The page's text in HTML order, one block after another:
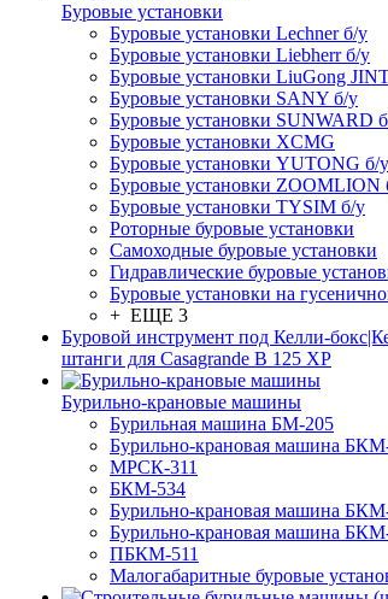
Буровые установки
Буровые установки Lechner б/у
Буровые установки Liebherr б/у
Буровые установки LiuGong
Буровые установки SANY б/у
Буровые установки SUNWARD
Буровые установки XCMG
Буровые установки YUTONG б/у
Буровые установки ZOOMLION
Буровые установки TYSIM б/у
Роторные буровые установки
Самоходные буровые установки
Гидравлические буровые
Буровые установки на
+ ЕЩЕ 3
Буровой инструмент под Келли-
штанги для Casagrande B 125 XP
Бурильно-крановые машины
Бурильная машина БМ-205
Бурильно-крановая машина
МРСК-311
БКМ-534
Бурильно-крановая машина
Бурильно-крановая машина
ПБКМ-511
Малогабаритные буровые